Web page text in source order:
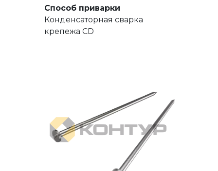
Способ приварки
Конденсаторная сварка
крепежа CD